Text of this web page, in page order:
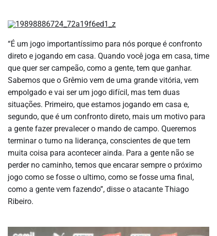
“É um jogo importantíssimo para nós porque é confronto
direto e jogando em casa. Quando você joga em casa, time
que quer ser campeão, como a gente, tem que ganhar.
Sabemos que o Grêmio vem de uma grande vitória, vem
empolgado e vai ser um jogo difícil, mas tem duas
situações. Primeiro, que estamos jogando em casa e,
segundo, que é um confronto direto, mais um motivo para
a gente fazer prevalecer o mando de campo. Queremos
terminar o turno na liderança, conscientes de que tem
muita coisa para acontecer ainda. Para a gente não se
perder no caminho, temos que encarar sempre o próximo
jogo como se fosse o ultimo, como se fosse uma final,
como a gente vem fazendo”, disse o atacante Thiago
Ribeiro.